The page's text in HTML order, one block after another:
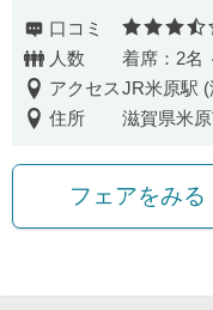
口コミ
人数
着席：2名
アクセスJR米原駅 (
住所
滋賀県米
フェアをみる